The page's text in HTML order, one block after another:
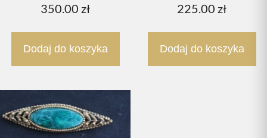
350.00 zł
Dodaj do koszyka
225.00 zł
Dodaj do koszyka